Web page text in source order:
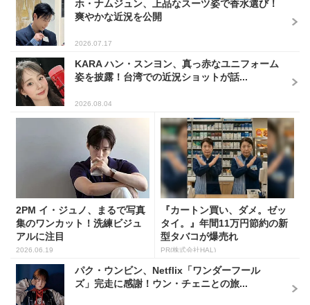
ホ・ナムジュン、上品なスーツ姿で香水選び！
爽やかな近況を公開
2026.07.17
KARA ハン・スンヨン、真っ赤なユニフォーム
姿を披露！台湾での近況ショットが話...
2026.08.04
2PM イ・ジュノ、まるで写真
集のワンカット！洗練ビジュ
アルに注目
2026.06.19
『カートン買い、ダメ。ゼッ
タイ。』年間11万円節約の新
型タバコが爆売れ
PR(株式会社HAL)
パク・ウンビン、Netflix「ワンダーフール
ズ」完走に感謝！ウン・チェニとの旅...